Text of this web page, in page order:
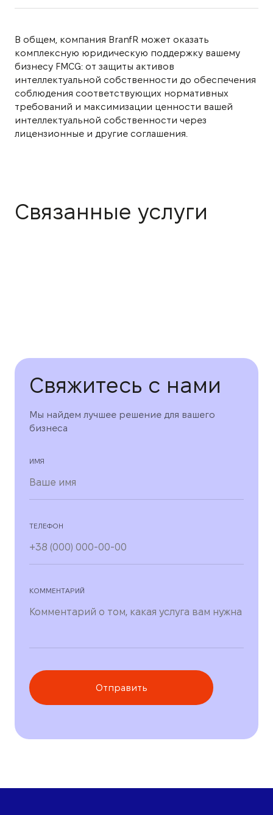
В общем, компания BranfR может оказать
комплексную юридическую поддержку вашему
бизнесу FMCG: от защиты активов
интеллектуальной собственности до обеспечения
соблюдения соответствующих нормативных
требований и максимизации ценности вашей
интеллектуальной собственности через
лицензионные и другие соглашения.
Связанные услуги
Свяжитесь с нами
Мы найдем лучшее решение для вашего
бизнеса
ИМЯ
ТЕЛЕФОН
КОММЕНТАРИЙ
Отправить